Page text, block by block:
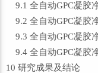
9.1 全自动GPC凝胶
9.2 全自动GPC凝胶
9.3 全自动GPC凝胶
9.4 全自动GPC凝胶
10 研究成果及结论